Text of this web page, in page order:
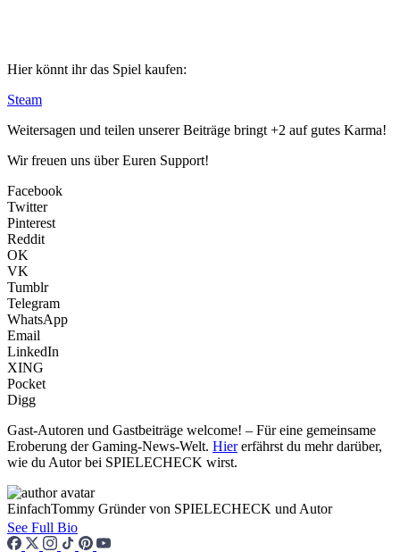
Hier könnt ihr das Spiel kaufen:
Steam
Weitersagen und teilen unserer Beiträge bringt +2 auf gutes Karma!
Wir freuen uns über Euren Support!
Facebook
Twitter
Pinterest
Reddit
OK
VK
Tumblr
Telegram
WhatsApp
Email
LinkedIn
XING
Pocket
Digg
Gast-Autoren und Gastbeiträge welcome! – Für eine gemeinsame
Eroberung der Gaming-News-Welt. Hiererfährst du mehr darüber,
wie du Autor bei SPIELECHECK wirst.
EinfachTommy Gründer von SPIELECHECK und Autor
See Full Bio